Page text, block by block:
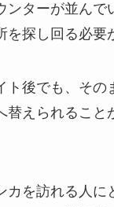
ンターが並んで
を探し回る必要
ト後でも、その
替えられること
カを訪れる人に